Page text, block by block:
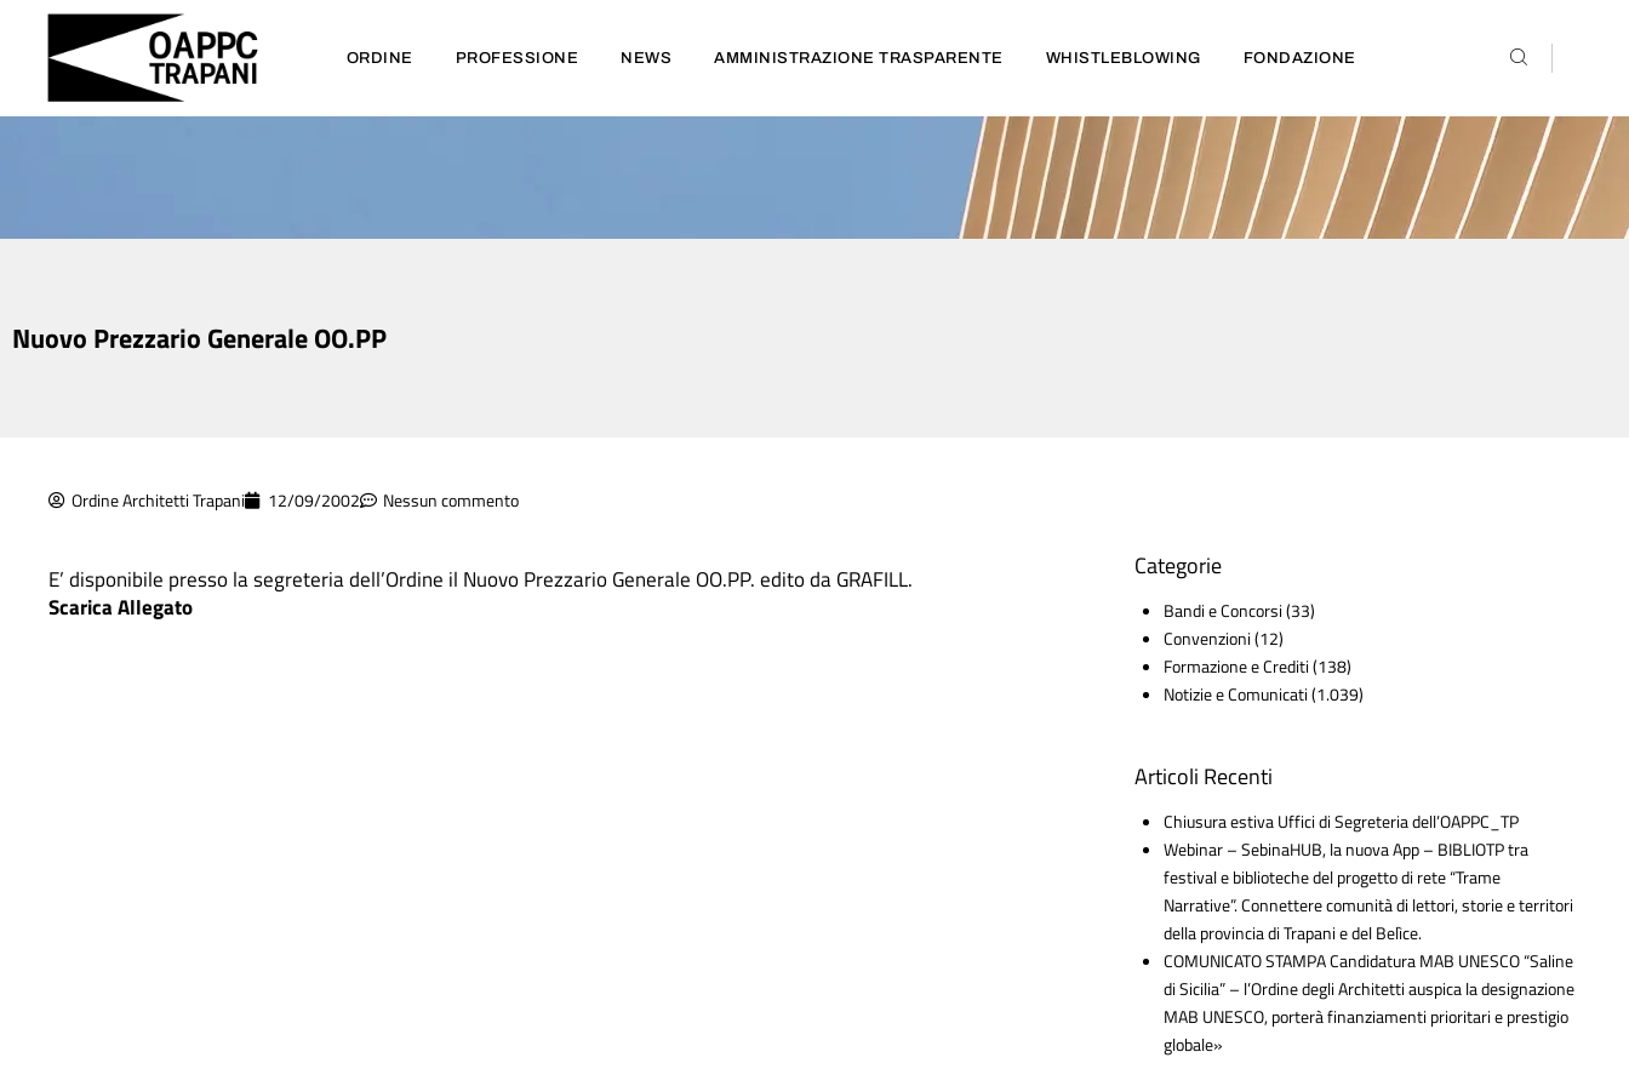
ORDINE PROFESSIONE NEWS AMMINISTRAZIONE TRASPARENTE WHISTLEBLOWING FONDAZIONE
Nuovo Prezzario Generale OO.PP
Ordine Architetti Trapani 12/09/2002 Nessun commento
E’ disponibile presso la segreteria dell’Ordine il Nuovo Prezzario Generale OO.PP. edito da GRAFILL.
Scarica Allegato
Categorie
Bandi e Concorsi(33)
Convenzioni(12)
Formazione e Crediti(138)
Notizie e Comunicati(1.039)
Articoli Recenti
Chiusura estiva Uffici di Segreteria dell’OAPPC_TP
Webinar – SebinaHUB, la nuova App – BIBLIOTP tra
festival e biblioteche del progetto di rete “Trame
Narrative”. Connettere comunità di lettori, storie e territori
della provincia di Trapani e del Belìce.
COMUNICATO STAMPA Candidatura MAB UNESCO “Saline
di Sicilia” – l’Ordine degli Architetti auspica la designazione
MAB UNESCO, porterà finanziamenti prioritari e prestigio
globale»